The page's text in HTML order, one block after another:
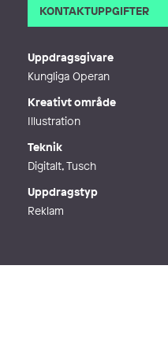
KONTAKTUPPGIFTER
strators/fredrik-tjernstrom
Uppdragsgivare
Kungliga Operan
Kreativt område
Illustration
Teknik
Digitalt, Tusch
Uppdragstyp
Reklam